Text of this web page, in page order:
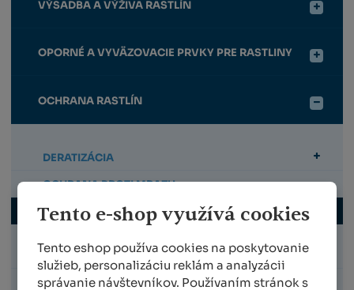
Tento e-shop využívá cookies
Tento eshop používa cookies na poskytovanie
služieb, personalizáciu reklám a analyzácii
správanie návštevníkov. Používaním stránok s
VÝSADBA A VÝŽIVA RASTLÍN
OPORNÉ A VYVÄZOVACIE PRVKY PRE RASTLINY
OCHRANA RASTLÍN
DERATIZÁCIA
OCHRANA PROTI MRAZU
OCHRANE SIETE PROTI VTÁCTVU A HMYZU
OHRYZU
PLYNOVÉ PLAŠIČE VTÁKOV A ZVERI